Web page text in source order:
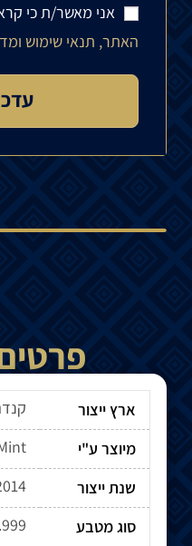
אני מאשר/ת כי
האתר, תנאי שימוש
ארץ ייצור
מיוצר ע"י
שנת ייצור
סוג מטבע